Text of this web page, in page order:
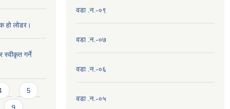
हो लोडर।
गर्ने
5
वडा .न.-०९
वडा .न.-०७
वडा .न.-०६
वडा .न.-०५